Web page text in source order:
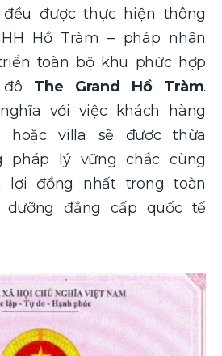
đều được thực hiện thông
Hồ Tràm – pháp nhân
toàn bộ khu phức hợp
The Grand Hồ Tràm.
với việc khách hàng
villa sẽ được thừa
pháp lý vững chắc cùng
lợi đồng nhất trong toàn
đẳng cấp quốc tế